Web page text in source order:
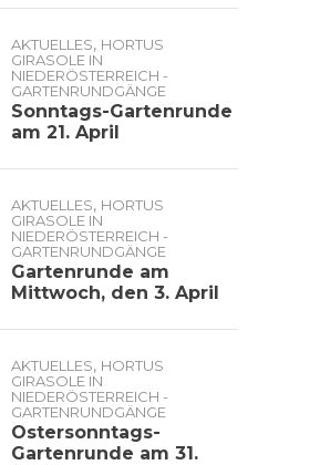
AKTUELLES, HORTUS
GIRASOLE IN
NIEDERÖSTERREICH -
GARTENRUNDGÄNGE
Sonntags-Gartenrunde
am 21. April
AKTUELLES, HORTUS
GIRASOLE IN
NIEDERÖSTERREICH -
GARTENRUNDGÄNGE
Gartenrunde am
Mittwoch, den 3. April
AKTUELLES, HORTUS
GIRASOLE IN
NIEDERÖSTERREICH -
GARTENRUNDGÄNGE
Ostersonntags-
Gartenrunde am 31.